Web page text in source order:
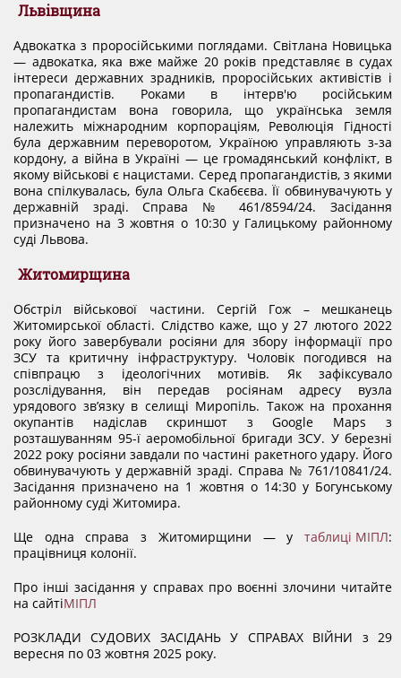
Львівщина
Адвокатка з проросійськими поглядами. Світлана Новицька
— адвокатка, яка вже майже 20 років представляє в судах
інтереси державних зрадників, проросійських активістів і
пропагандистів. Роками в інтерв'ю російським
пропагандистам вона говорила, що українська земля
належить міжнародним корпораціям, Революція Гідності
була державним переворотом, Україною управляють з-за
кордону, а війна в Україні — це громадянський конфлікт, в
якому військові є нацистами. Серед пропагандистів, з якими
вона спілкувалась, була Ольга Скабєєва. Її обвинувачують у
державній зраді. Справа № 461/8594/24. Засідання
призначено на 3 жовтня о 10:30 у Галицькому районному
суді Львова.
Житомирщина
Обстріл військової частини. Сергій Гож – мешканець
Житомирської області. Слідство каже, що у 27 лютого 2022
року його завербували росіяни для збору інформації про
ЗСУ та критичну інфраструктуру. Чоловік погодився на
співпрацю з ідеологічних мотивів. Як зафіксувало
розслідування, він передав росіянам адресу вузла
урядового зв’язку в селищі Миропіль. Також на прохання
окупантів надіслав скриншот з Google Maps з
розташуванням 95-ї аеромобільної бригади ЗСУ. У березні
2022 року росіяни завдали по частині ракетного удару. Його
обвинувачують у державній зраді. Справа № 761/10841/24.
Засідання призначено на 1 жовтня о 14:30 у Богунському
районному суді Житомира.
Ще одна справа з Житомирщини — у таблиці МІПЛ:
працівниця колонії.
Про інші засідання у справах про воєнні злочини читайте
на сайтіМІПЛ
РОЗКЛАДИ СУДОВИХ ЗАСІДАНЬ У СПРАВАХ ВІЙНИ з 29
вересня по 03 жовтня 2025 року.